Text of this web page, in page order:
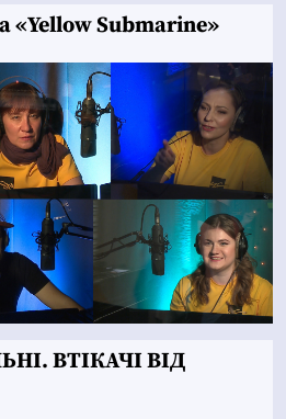
«Yellow Submarine»
ВТІКАЧІ ВІД